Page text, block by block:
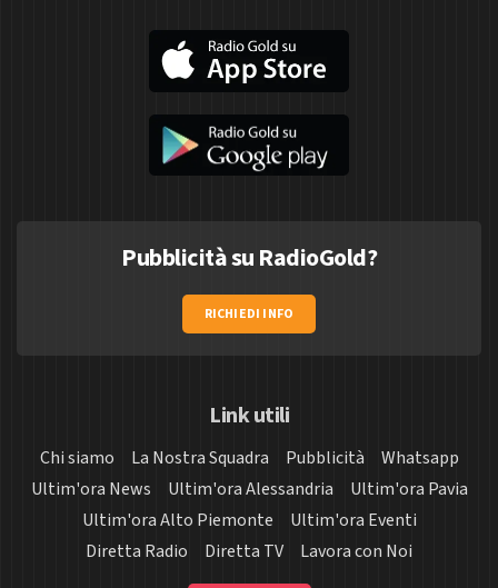
Pubblicità su RadioGold?
RICHIEDI INFO
Link utili
Chi siamo La Nostra Squadra Pubblicità
Whatsapp
Ultim'ora News
Ultim'ora Alessandria
Ultim'ora Pavia
Ultim'ora Alto Piemonte
Ultim'ora Eventi
Diretta Radio
Diretta TV Lavora con Noi